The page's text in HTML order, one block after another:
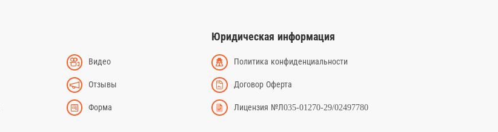
Видео
Отзывы
Форма
Юридическая информация
Политика конфиденциальности
Договор Оферта
Лицензия №Л035-01270-29/02497780